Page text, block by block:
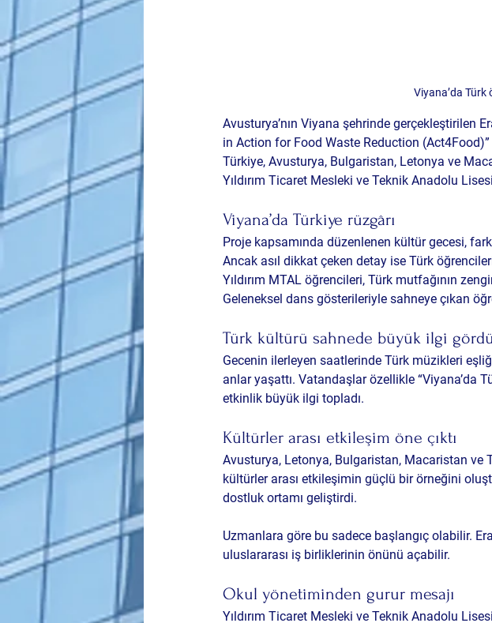
Viyana’da
Avusturya’nın Viyana şehrinde gerçekleştirilen
in Action for Food Waste Reduction
Türkiye, Avusturya, Bulgaristan, Letonya ve
Yıldırım Ticaret Mesleki ve Teknik Anadolu
Viyana’da Türkiye rüzgârı
Proje kapsamında düzenlenen kültür gecesi,
Ancak asıl dikkat çeken detay ise Türk
Yıldırım MTAL öğrencileri, Türk mutfağının
Geleneksel dans gösterileriyle sahneye çıkan
Türk kültürü sahnede büyük ilgi
Gecenin ilerleyen saatlerinde Türk müzikleri
anlar yaşattı. Vatandaşlar özellikle “Viyana’da
etkinlik büyük ilgi topladı.
Kültürler arası etkileşim öne çıktı
Avusturya, Letonya, Bulgaristan, Macaristan ve
kültürler arası etkileşimin güçlü bir örneğini
dostluk ortamı geliştirdi.
Uzmanlara göre bu sadece başlangıç olabilir.
uluslararası iş birliklerinin önünü açabilir.
Okul yönetiminden gurur mesajı
Yıldırım Ticaret Mesleki ve Teknik Anadolu